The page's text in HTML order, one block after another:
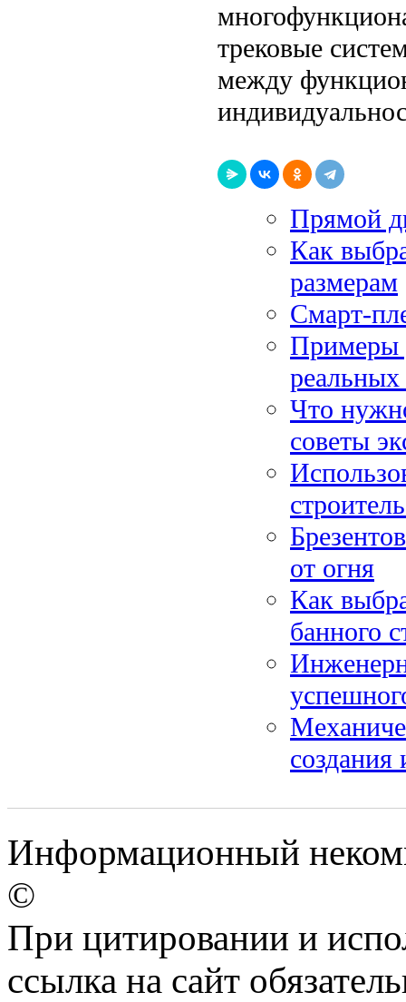
трековые
между
Прямой
Как
размерам
Смарт-
Примеры
реальных
Что
советы
от огня
Как
банного
создания
Информационный
©
При цитировании и
ссылка на сайт